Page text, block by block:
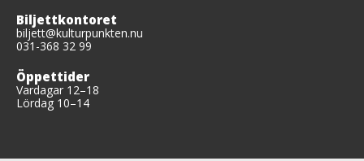
Biljettkontoret
biljett@kulturpunkten.nu
031-368 32 99
Öppettider
Vardagar 12–18
Lördag 10–14